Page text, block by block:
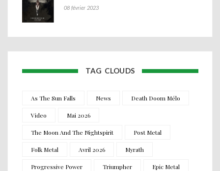
08 février 2023
TAG CLOUDS
As The Sun Falls News Death Doom Mélo
Video Mai 2026
The Moon And The Nightspirit Post Metal
Folk Metal Avril 2026 Myrath
Progressive Power Triumpher Epic Metal